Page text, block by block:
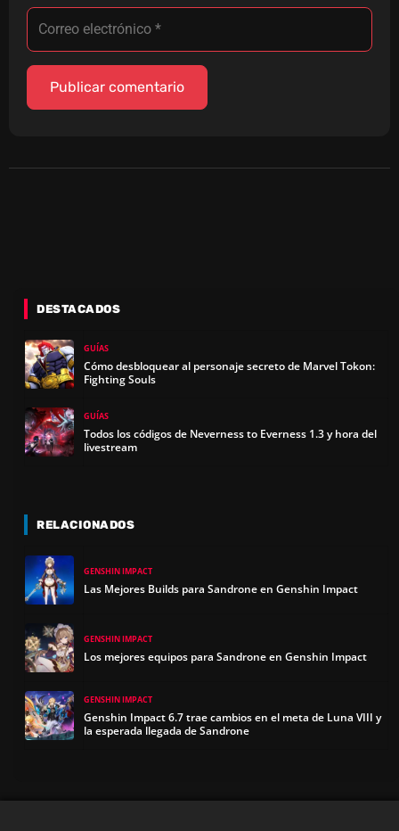
DESTACADOS
GUÍAS
Cómo desbloquear al personaje secreto de Marvel Tokon:
Fighting Souls
GUÍAS
Todos los códigos de Neverness to Everness 1.3 y hora del
livestream
RELACIONADOS
GENSHIN IMPACT
Las Mejores Builds para Sandrone en Genshin Impact
GENSHIN IMPACT
Los mejores equipos para Sandrone en Genshin Impact
GENSHIN IMPACT
Genshin Impact 6.7 trae cambios en el meta de Luna VIII y
la esperada llegada de Sandrone